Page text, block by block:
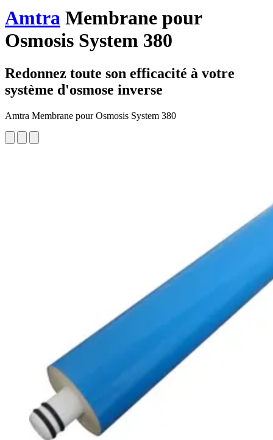
Amtra Membrane pour
Osmosis System 380
Redonnez toute son efficacité à votre
système d'osmose inverse
Amtra Membrane pour Osmosis System 380